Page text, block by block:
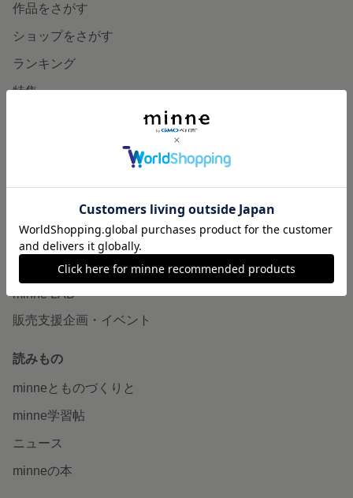
作品をさがす
ショップをさがす
ランキング
特集
食品販売
ヴィンテージ販売
ダウンロード販売
minne PLUS
minne LAB
販売支援企画・イベント
読みもの
minneとものづくりと
minne学習帖
ニュース
minneの本